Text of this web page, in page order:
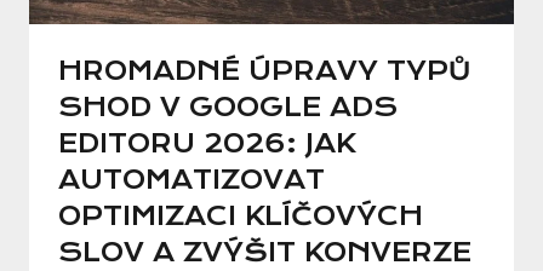
HROMADNÉ ÚPRAVY TYPŮ
SHOD V GOOGLE ADS
EDITORU 2026: JAK
AUTOMATIZOVAT
OPTIMIZACI KLÍČOVÝCH
SLOV A ZVÝŠIT KONVERZE